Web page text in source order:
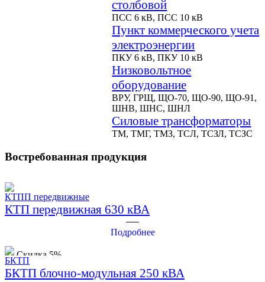
столбовой
ПСС 6 кВ, ПСС 10 кВ
Пункт коммерческого учета
электроэнергии
ПКУ 6 кВ, ПКУ 10 кВ
Низковольтное
оборудование
ВРУ, ГРЩ, ЩО-70, ЩО-90, ЩО-91,
ШНВ, ШНС, ШНЛ
Силовые трансформаторы
ТМ, ТМГ, ТМЗ, ТСЛ, ТСЗЛ, ТСЗС
Востребованная продукция
КТПП передвижные
КТП передвижная 630 кВА
Подробнее
Скидка 5%
БКТП
БКТП блочно-модульная 250 кВА